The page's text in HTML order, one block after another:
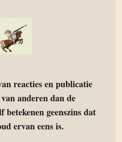
reacties en publicatie
anderen dan de
betekenen geenszins dat
ervan eens is.